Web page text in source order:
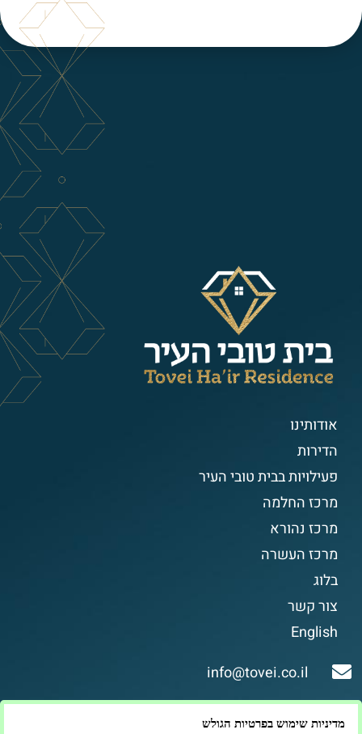
אודותינו
הדירות
פעילויות בבית טובי העיר
מרכז החלמה
מרכז נהורא
מרכז העשרה
בלוג
צור קשר
English
info@tovei.co.il
*6422
מדיניות שימוש בפרטיות הגולש